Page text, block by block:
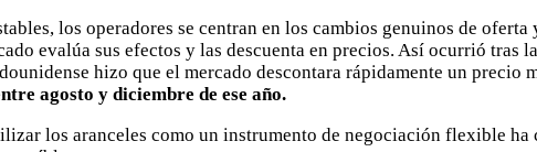
los operadores se centran en los cambios genuinos de
evalúa sus efectos y las descuenta en precios. Así ocurrió
hizo que el mercado descontara rápidamente un precio
agosto y diciembre de ese año.
los aranceles como un instrumento de negociación flexible ha